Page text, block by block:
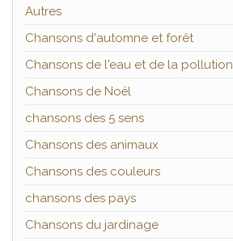
Autres
Chansons d'automne et forêt
Chansons de l'eau et de la pollution
Chansons de Noël
chansons des 5 sens
Chansons des animaux
Chansons des couleurs
chansons des pays
Chansons du jardinage